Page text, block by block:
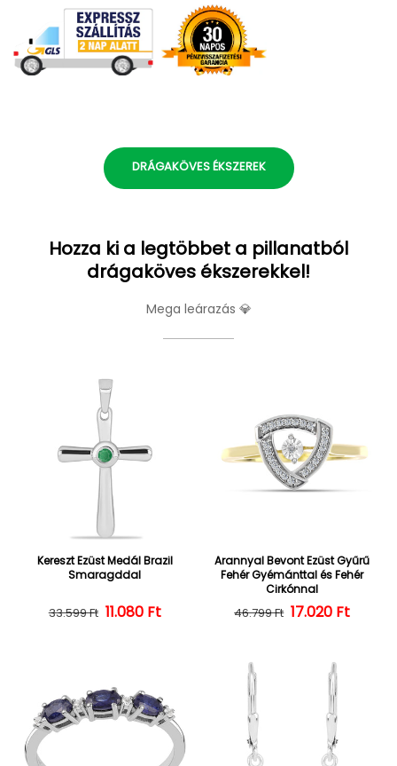
DRÁGAKÖVES ÉKSZEREK
Hozza ki a legtöbbet a pillanatból
drágaköves ékszerekkel!
Mega leárazás 💎
Kereszt Ezüst Medál Brazil
Smaragddal
Normál ár
33.599 Ft Kedvezményes ár
11.080 Ft
Arannyal Bevont Ezüst Gyűrű
Fehér Gyémánttal és Fehér
Cirkónnal
Normál ár
46.799 Ft 17.020 Ft